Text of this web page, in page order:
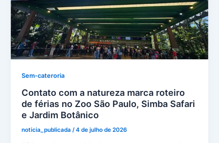
Sem-cateroria
Contato com a natureza marca roteiro
de férias no Zoo São Paulo, Simba Safari
e Jardim Botânico
noticia_publicada/4 de julho de 2026